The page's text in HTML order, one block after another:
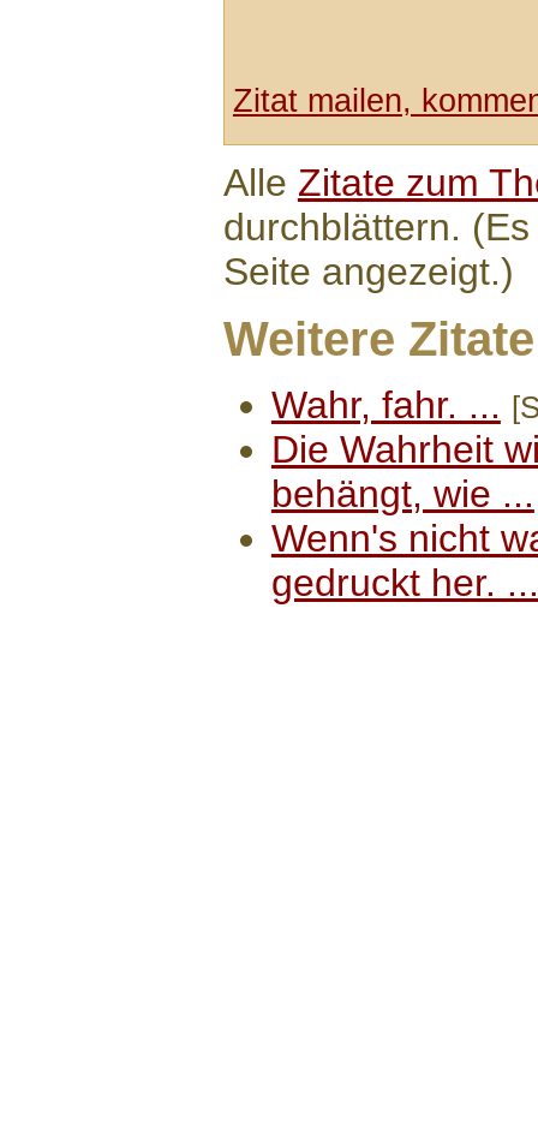
Zitat mailen,
Alle Zitate zum
durchblättern.
Seite angezeigt.)
Weitere Zitate
Wahr, fahr. ...
Die Wahrheit
behängt, wie ...
Wenn's nicht
gedruckt her. ...